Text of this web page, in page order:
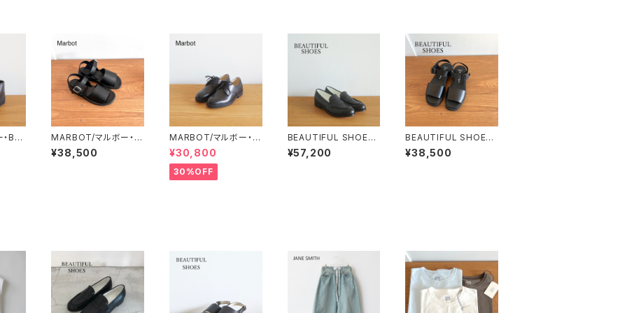
BEL
MARBOT/マルボー・S
AILOR SANDALS
¥38,500
MARBOT/マルボー・F
RENCH SERVICE MA
N(BASIC SOLE)
¥30,800
30%OFF
BEAUTIFUL SHOES/
ビューティフルシュー
ズ・FRENCHLOAFER
¥57,200
BEAUTIFUL SHOES/
ビューティフルシュー
ズ・UTILITY SANDAL
¥38,500